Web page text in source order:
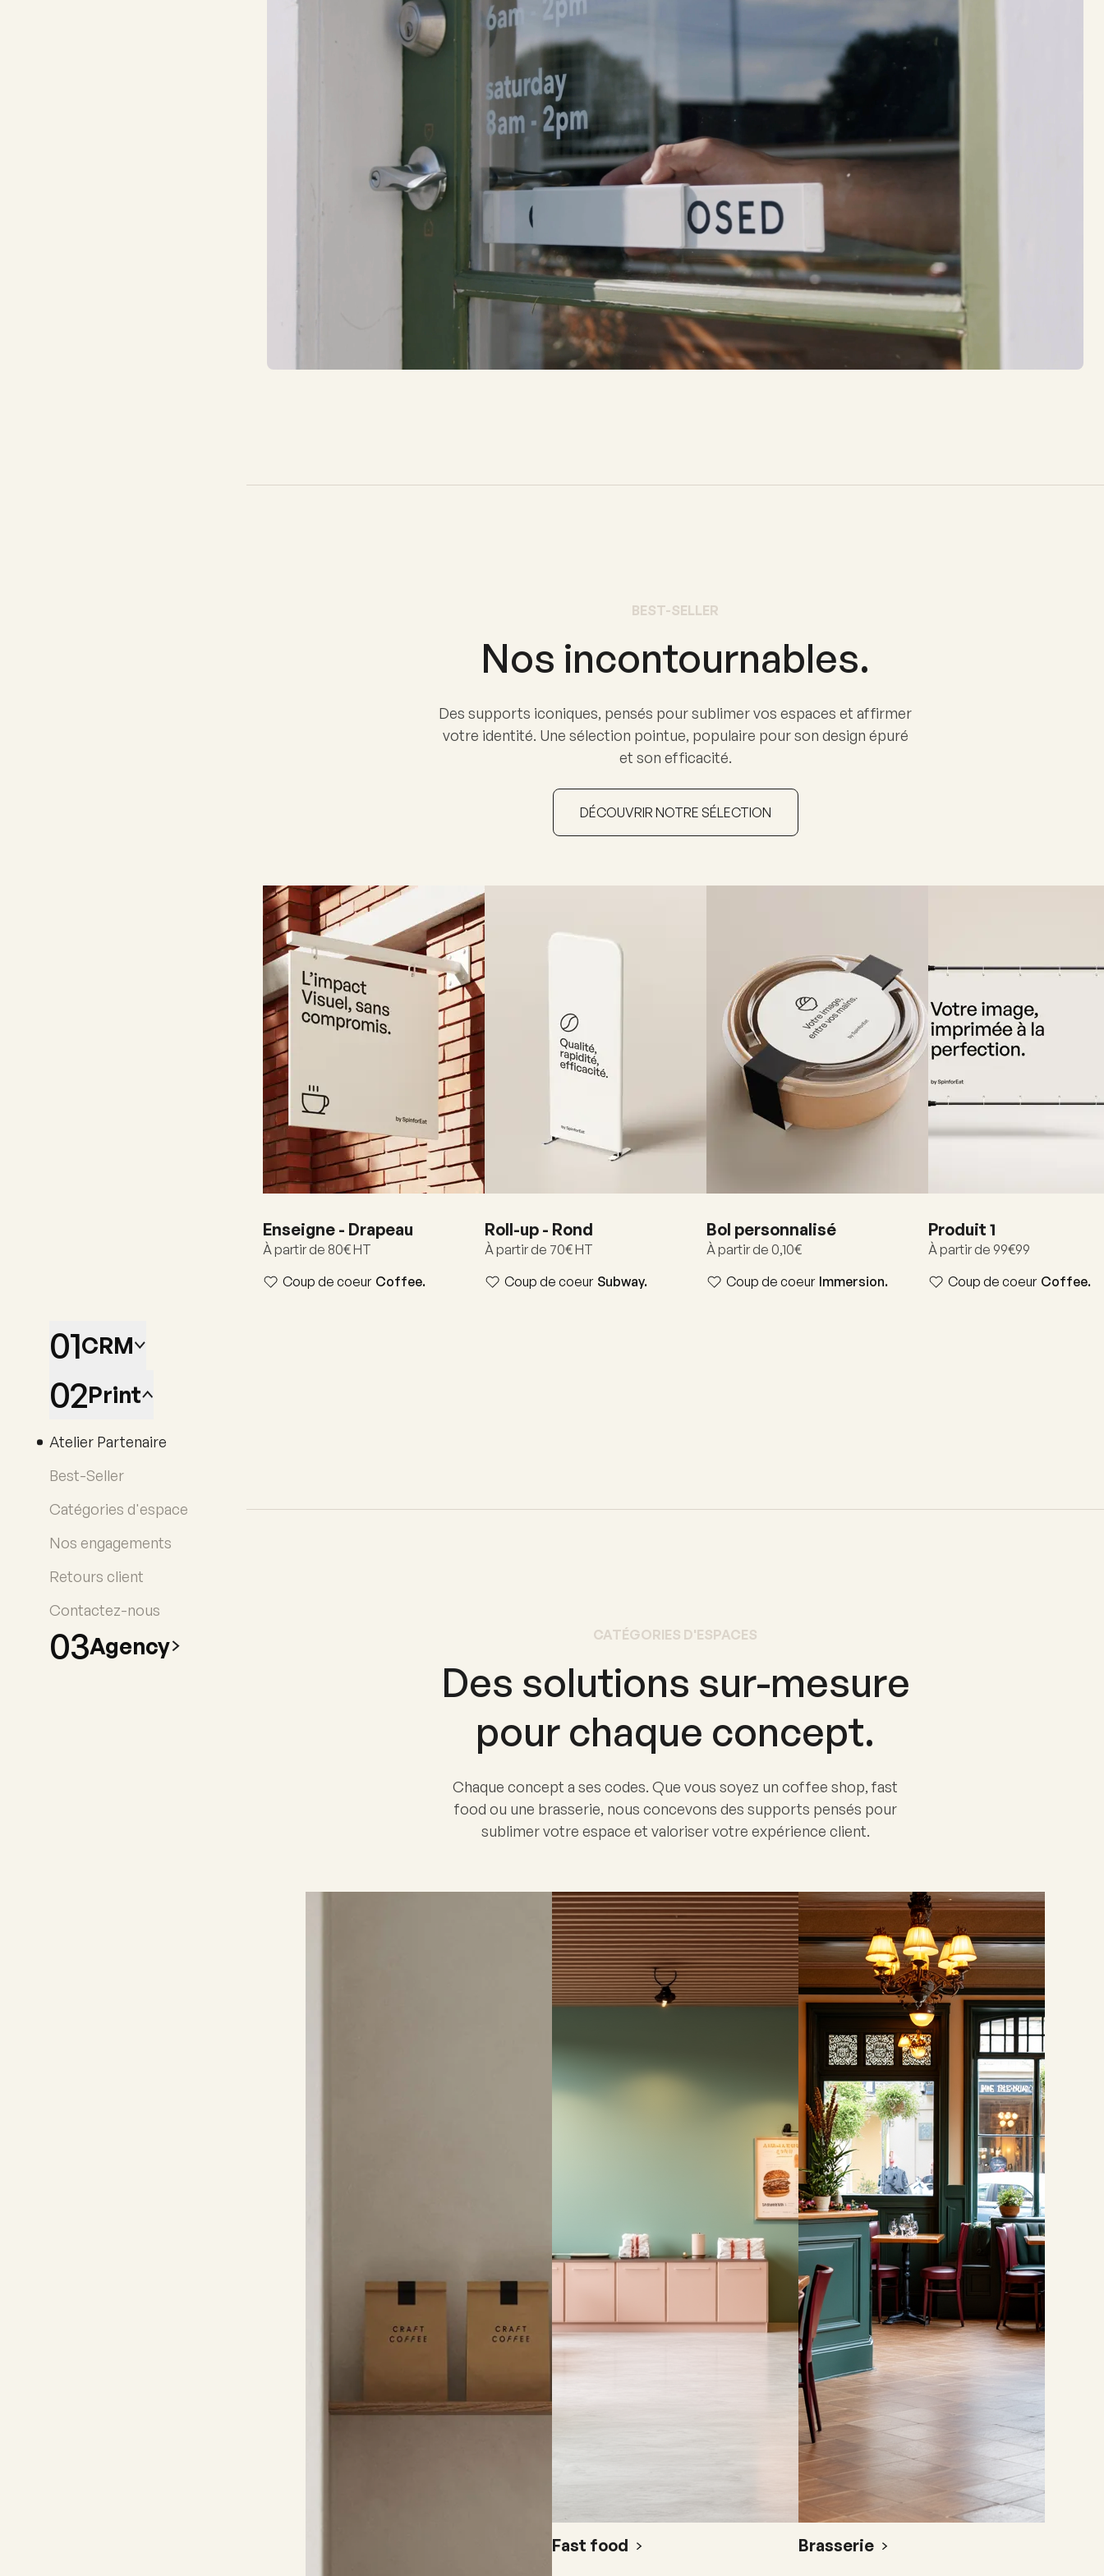
01CRM
Solutions
02Print
Atelier Partenaire
Best-Seller
Catégories d'espace
Nos engagements
Retours client
Contactez-nous
03Agency
BEST-SELLER
Nos incontournables.
Des supports iconiques, pensés pour sublimer vos espaces et affirmer
votre identité. Une sélection pointue, populaire pour son design épuré
et son efficacité.
DÉCOUVRIR NOTRE SÉLECTION
Enseigne - Drapeau
À partir de 80€ HT
Coup de coeur Coffee.
Roll-up - Rond
À partir de 70€ HT
Coup de coeur Subway.
Bol personnalisé
À partir de 0,10€
Coup de coeur Immersion.
Produit 1
À partir de 99€99
Coup de coeur Coffee.
CATÉGORIES D'ESPACES
Des solutions sur-mesure
pour chaque concept.
Chaque concept a ses codes. Que vous soyez un coffee shop, fast
food ou une brasserie, nous concevons des supports pensés pour
sublimer votre espace et valoriser votre expérience client.
Fast food Brasserie